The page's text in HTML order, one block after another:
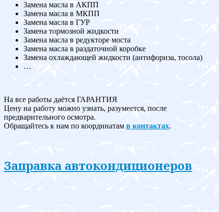
Замена масла в АКПП
Замена масла в МКПП
Замена масла в ГУР
Замена тормозной жидкости
Замена масла в редукторе моста
Замена масла в раздаточной коробке
Замена охлаждающей жидкости (антифориза, тосола)
…
На все работы даётся ГАРАНТИЯ
Цену на работу можно узнать, разумеется, после
предварительного осмотра.
Обращайтесь к нам по координатам в контактах.
Заправка автокондиционеров